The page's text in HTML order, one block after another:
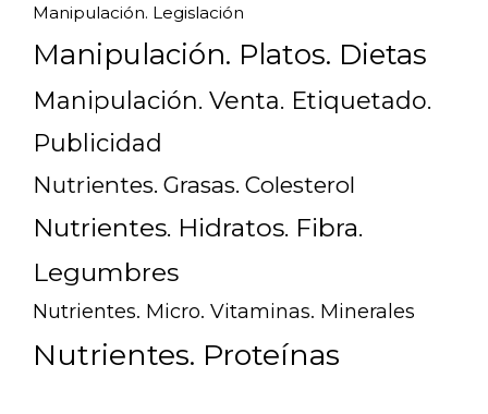
Manipulación. Legislación
Manipulación. Platos. Dietas
Manipulación. Venta. Etiquetado.
Publicidad
Nutrientes. Grasas. Colesterol
Nutrientes. Hidratos. Fibra.
Legumbres
Nutrientes. Micro. Vitaminas. Minerales
Nutrientes. Proteínas